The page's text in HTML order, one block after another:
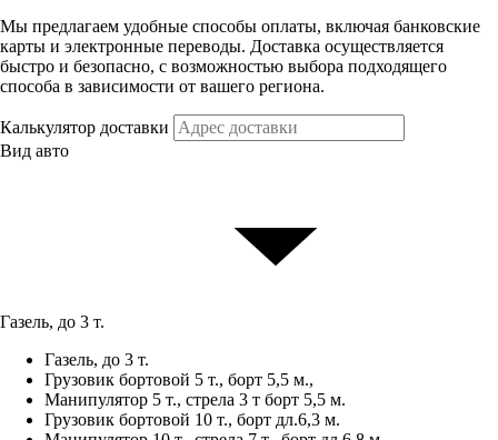
Мы предлагаем удобные способы оплаты, включая банковские
карты и электронные переводы. Доставка осуществляется
быстро и безопасно, с возможностью выбора подходящего
способа в зависимости от вашего региона.
Калькулятор доставки
Вид авто
Газель, до 3 т.
Газель, до 3 т.
Грузовик бортовой 5 т., борт 5,5 м.,
Манипулятор 5 т., стрела 3 т борт 5,5 м.
Грузовик бортовой 10 т., борт дл.6,3 м.